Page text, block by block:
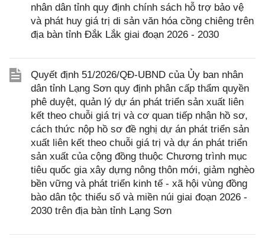
nhân dân tỉnh quy định chính sách hỗ trợ bảo vệ
và phát huy giá trị di sản văn hóa cồng chiêng trên
địa bàn tỉnh Đắk Lắk giai đoạn 2026 - 2030
Quyết định 51/2026/QĐ-UBND của Ủy ban nhân
dân tỉnh Lạng Sơn quy định phân cấp thẩm quyền
phê duyệt, quản lý dự án phát triển sản xuất liên
kết theo chuỗi giá trị và cơ quan tiếp nhận hồ sơ,
cách thức nộp hồ sơ đề nghị dự án phát triển sản
xuất liên kết theo chuỗi giá trị và dự án phát triển
sản xuất của cộng đồng thuộc Chương trình mục
tiêu quốc gia xây dựng nông thôn mới, giảm nghèo
bền vững và phát triển kinh tế - xã hội vùng đồng
bào dân tộc thiểu số và miền núi giai đoạn 2026 -
2030 trên địa bàn tỉnh Lạng Sơn